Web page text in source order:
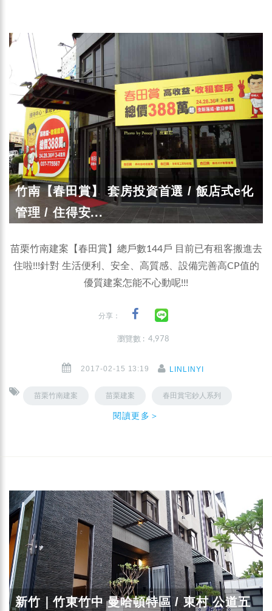
竹南【春田賞】 套房投資首選 / 飯店式e化
管理 / 住得安...
苗栗竹南建案【春田賞】總戶數144戶 目前已有租客搬進去
住啦!!!針對 生活便利、安全、高質感、設備完善高CP值的
優質建案怎能不心動呢!!!
分享：
瀏覽數 : 4,978
2017-02-15 13:19 LINLINYI
苗栗竹南建案 苗栗建案 春田賞宅鈔人系列
閱讀更多＞
新竹｜竹東竹中 曼哈頓特區 / 東村 公道五